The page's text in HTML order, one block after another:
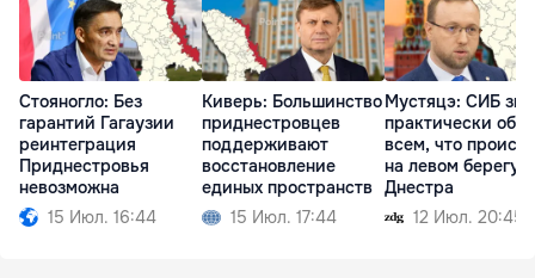
Стояногло: Без
гарантий Гагаузии
реинтеграция
Приднестровья
невозможна
15 Июл. 16:44
Киверь: Большинство
приднестровцев
поддерживают
восстановление
единых пространств
15 Июл. 17:44
Мустяцэ: СИБ
практически обо
всем, что
на левом берегу
Днестра
12 Июл. 20:45